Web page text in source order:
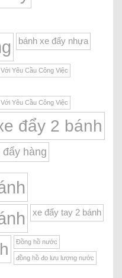
bánh xe đẩy nhựa
Yêu Cầu Công Việc
Yêu Cầu Công Việc
đẩy 2 bánh
đẩy hàng
xe đẩy tay 2 bánh
Đồng hồ nước
đồng hồ đo lưu lượng nước